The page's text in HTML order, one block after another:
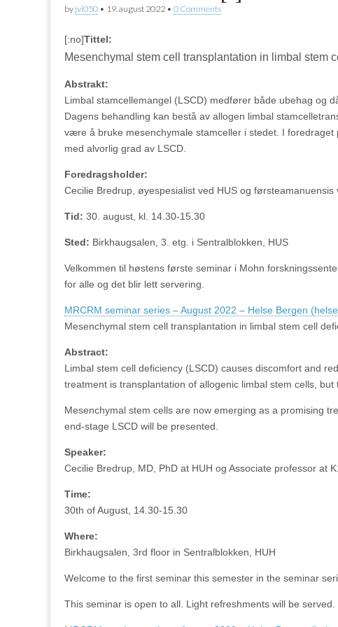
by jvi050 • 19. august 2022 • 0 Comments
[:no]Tittel:
Mesenchymal stem cell transplantation in limbal stem
Abstrakt:
Limbal stamcellemangel (LSCD) medfører både ubehag og
Dagens behandling kan bestå av allogen limbal
være å bruke mesenchymale stamceller i stedet. I
med alvorlig grad av LSCD.
Foredragsholder:
Cecilie Bredrup, øyespesialist ved HUS og førsteamanuensis
Tid: 30. august, kl. 14.30-15.30
Sted: Birkhaugsalen, 3. etg. i Sentralblokken, HUS
Velkommen til høstens første seminar i Mohn
for alle og det blir lett servering.
MRCRM seminar series – August 2022 – Helse Bergen
Mesenchymal stem cell transplantation in limbal stem cell
Abstract:
Limbal stem cell deficiency (LSCD) causes discomfort and
treatment is transplantation of allogenic limbal stem cells, but
Mesenchymal stem cells are now emerging as a promising
end-stage LSCD will be presented.
Speaker:
Cecilie Bredrup, MD, PhD at HUH og Associate professor at
Time:
30th of August, 14.30-15.30
Where:
Birkhaugsalen, 3rd floor in Sentralblokken, HUH
Welcome to the first seminar this semester in the seminar
This seminar is open to all. Light refreshments will be served.